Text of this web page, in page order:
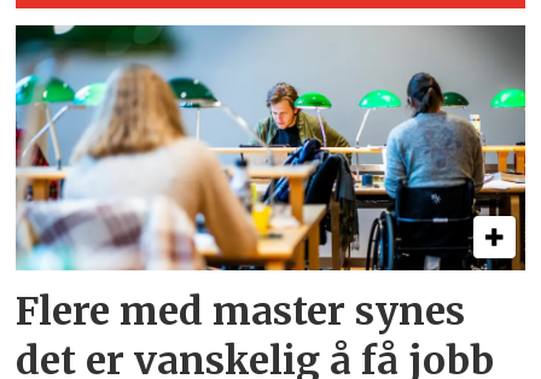
Flere med master synes
det er vanskelig å få jobb